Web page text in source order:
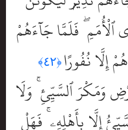
فَلَمَّا جَآءَهُمْ
إِلَّا نُفُورًا ﴿٤٢﴾
وَمَكْرَ ٱلسَّيِّئِ ۚ وَلَا
إِلَّا بِأَهْلِهِۦ ۚ فَهَلْ